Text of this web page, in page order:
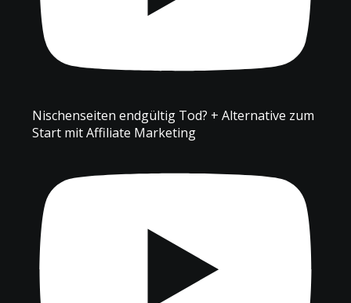
Nischenseiten endgültig Tod? + Alternative zum
Start mit Affiliate Marketing